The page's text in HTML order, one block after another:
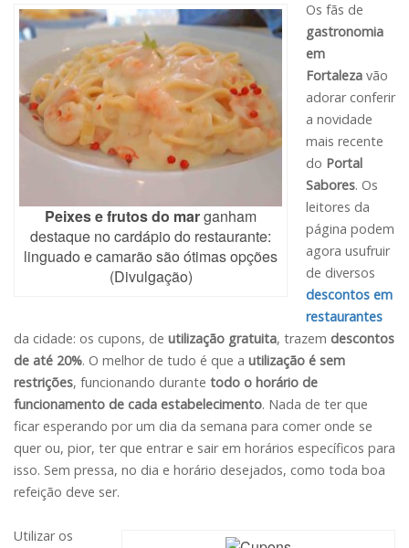
Peixes e frutos do marganham
destaque no cardápio do restaurante:
linguado e camarão são ótimas opções
(Divulgação)
Os fãs de
gastronomia
em
Fortaleza vão
adorar conferir
a novidade
mais recente
do Portal
Sabores. Os
leitores da
página podem
agora usufruir
de diversos
descontos em
restaurantes
da cidade: os cupons, de utilização gratuita, trazem descontos
de até 20%. O melhor de tudo é que a utilização é sem
restrições, funcionando durante todo o horário de
funcionamento de cada estabelecimento. Nada de ter que
ficar esperando por um dia da semana para comer onde se
quer ou, pior, ter que entrar e sair em horários específicos para
isso. Sem pressa, no dia e horário desejados, como toda boa
refeição deve ser.
Utilizar os